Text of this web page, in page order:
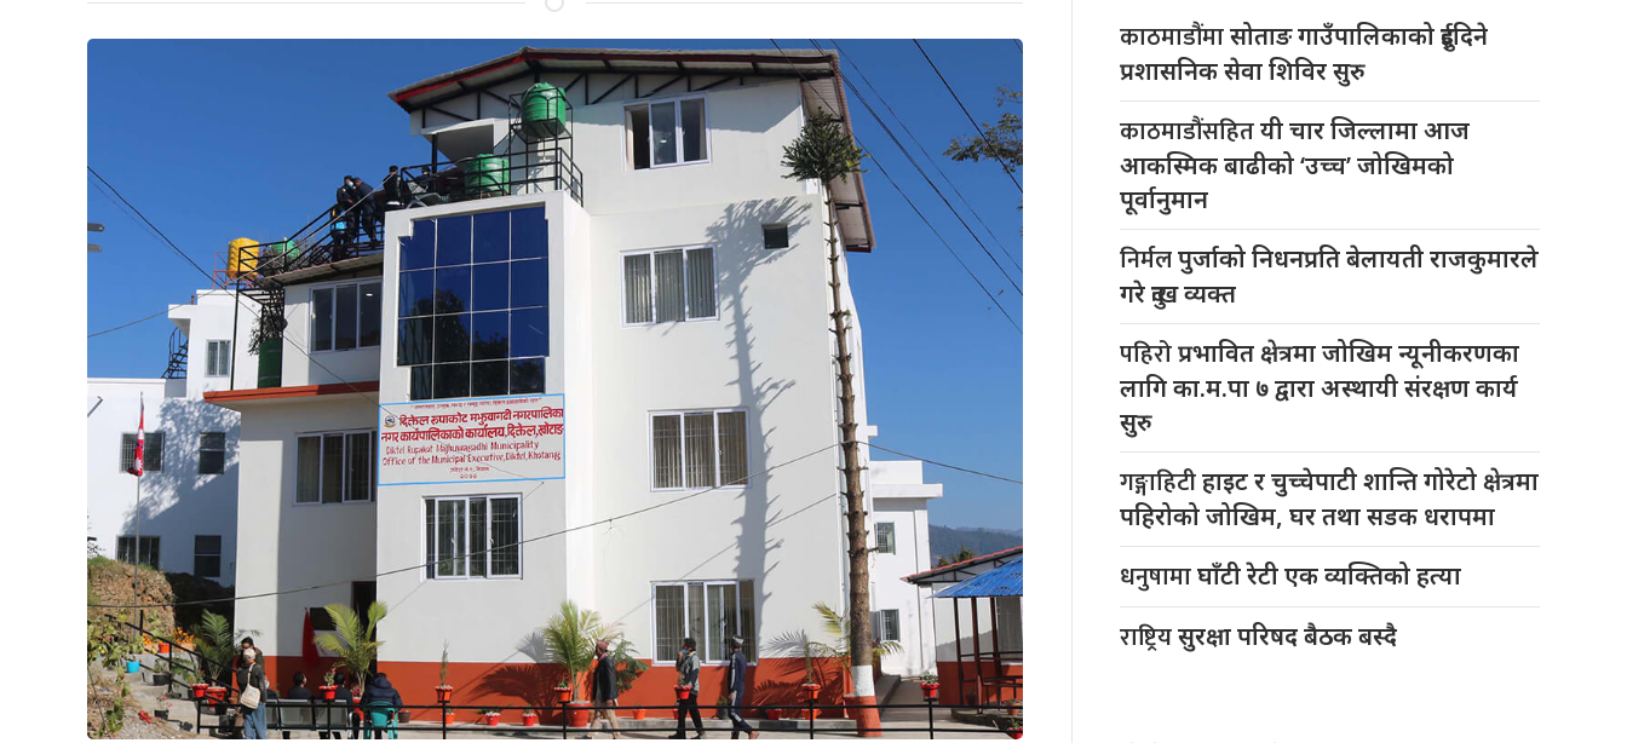
काठमाडौंमासोताङ गाउँपालिकाको दुईदिने
प्रशासनिक सेवा शिविर सुरु
काठमाडौंसहितयी चार जिल्लामा आज
आकस्मिक बाढीको ‘उच्च’ जोखिमको
पूर्वानुमान
निर्मलपुर्जाको निधनप्रति बेलायती राजकुमारले
गरे दुःख व्यक्त
पहिरोप्रभावित क्षेत्रमा जोखिम न्यूनीकरणका
लागि का.म.पा ७ द्वारा अस्थायी संरक्षण कार्य
सुरु
गङ्गाहिटीहाइट र चुच्चेपाटी शान्ति गोरेटो क्षेत्रमा
पहिरोको जोखिम, घर तथा सडक धरापमा
धनुषामाघाँटी रेटी एक व्यक्तिको हत्या
राष्ट्रियसुरक्षा परिषद बैठक बस्दै